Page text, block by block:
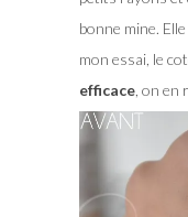
bonne mine.
mon essai, le
efficace, on en